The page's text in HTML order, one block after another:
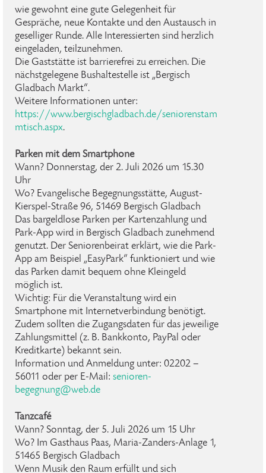
wie gewohnt eine gute Gelegenheit für
Gespräche, neue Kontakte und den Austausch in
geselliger Runde. Alle Interessierten sind herzlich
eingeladen, teilzunehmen.
Die Gaststätte ist barrierefrei zu erreichen. Die
nächstgelegene Bushaltestelle ist „Bergisch
Gladbach Markt“.
Weitere Informationen unter:
https://www.bergischgladbach.de/seniorenstam
mtisch.aspx.
Parken mit dem Smartphone
Wann? Donnerstag, der 2. Juli 2026 um 15.30
Uhr
Wo? Evangelische Begegnungsstätte, August-
Kierspel-Straße 96, 51469 Bergisch Gladbach
Das bargeldlose Parken per Kartenzahlung und
Park-App wird in Bergisch Gladbach zunehmend
genutzt. Der Seniorenbeirat erklärt, wie die Park-
App am Beispiel „EasyPark“ funktioniert und wie
das Parken damit bequem ohne Kleingeld
möglich ist.
Wichtig: Für die Veranstaltung wird ein
Smartphone mit Internetverbindung benötigt.
Zudem sollten die Zugangsdaten für das jeweilige
Zahlungsmittel (z. B. Bankkonto, PayPal oder
Kreditkarte) bekannt sein.
Information und Anmeldung unter: 02202 –
56011 oder per E-Mail: senioren-
begegnung@web.de
Tanzcafé
Wann? Sonntag, der 5. Juli 2026 um 15 Uhr
Wo? Im Gasthaus Paas, Maria-Zanders-Anlage 1,
51465 Bergisch Gladbach
Wenn Musik den Raum erfüllt und sich